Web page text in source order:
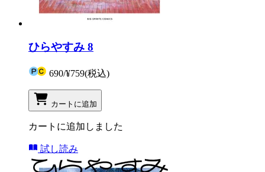
ひらやすみ 8
690/¥759(税込)
カートに追加
カートに追加しました
試し読み